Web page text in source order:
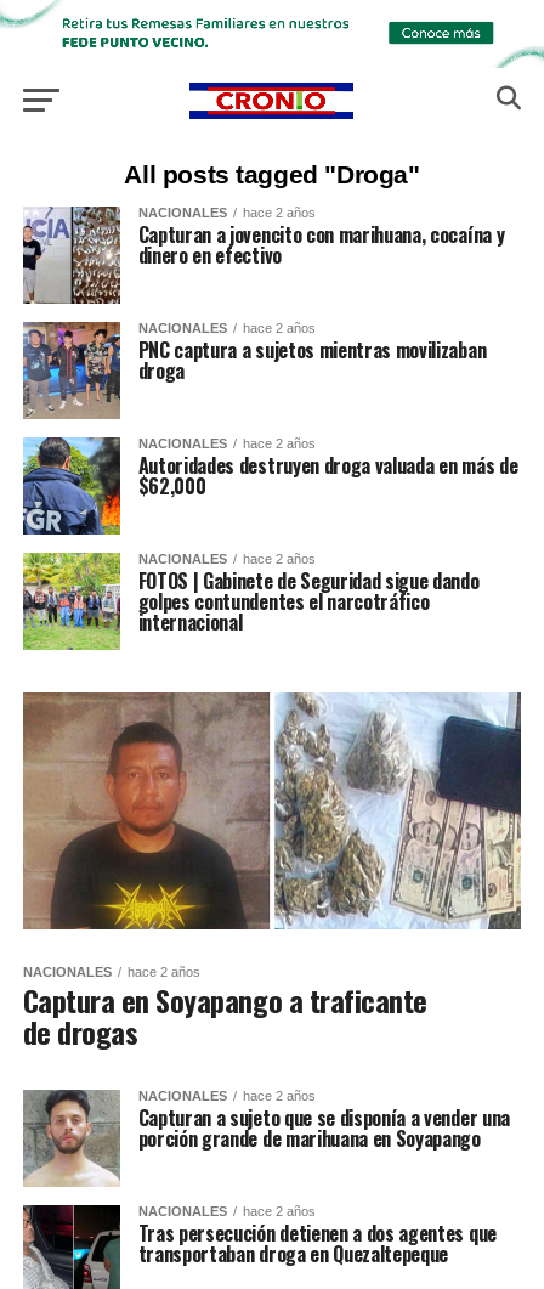
All posts tagged "Droga"
NACIONALES hace 2 años
Capturan a jovencito con marihuana, cocaína y
dinero en efectivo
NACIONALES hace 2 años
PNC captura a sujetos mientras movilizaban
droga
NACIONALES hace 2 años
Autoridades destruyen droga valuada en más de
$62,000
NACIONALES hace 2 años
FOTOS | Gabinete de Seguridad sigue dando
golpes contundentes el narcotráfico
internacional
NACIONALES hace 2 años
Captura en Soyapango a traficante
de drogas
NACIONALES hace 2 años
Capturan a sujeto que se disponía a vender una
porción grande de marihuana en Soyapango
NACIONALES hace 2 años
Tras persecución detienen a dos agentes que
transportaban droga en Quezaltepeque